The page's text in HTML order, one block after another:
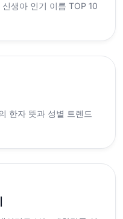
생아 인기 이름 TOP 10
한자 뜻과 성별 트렌드